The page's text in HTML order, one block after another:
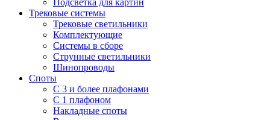
Подсветка для картин
Трековые системы
Трековые светильники
Комплектующие
Системы в сборе
Струнные светильники
Шинопроводы
Споты
С 3 и более плафонами
С 1 плафоном
Накладные споты